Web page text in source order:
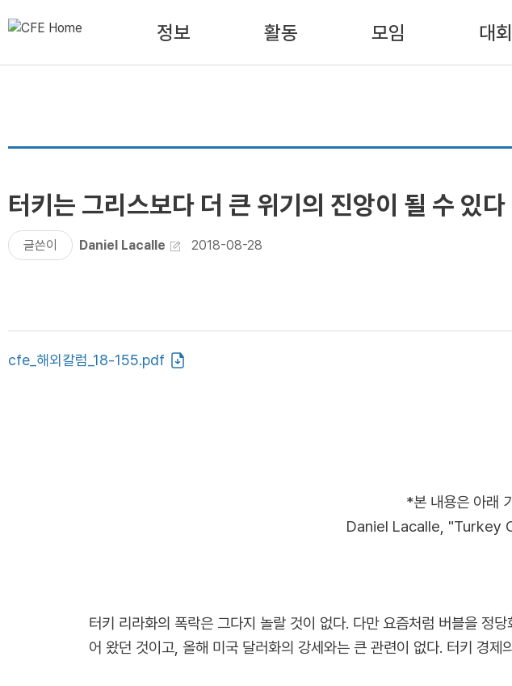
정보 활동 모임 대회
터키는 그리스보다 더 큰 위기의 진앙이 될 수 있다
글쓴이 Daniel Lacalle 2018-08-28
cfe_해외칼럼_18-155.pdf
*본 내용은 아래
Daniel Lacalle, "Turkey
터키 리라화의 폭락은 그다지 놀랄 것이 없다. 다만 요즘처럼 버블을 정
어 왔던 것이고, 올해 미국 달러화의 강세와는 큰 관련이 없다. 터키 경